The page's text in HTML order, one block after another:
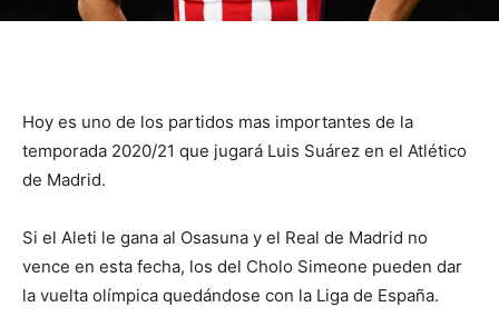
Hoy es uno de los partidos mas importantes de la
temporada 2020/21 que jugará Luis Suárez en el Atlético
de Madrid.
Si el Aleti le gana al Osasuna y el Real de Madrid no
vence en esta fecha, los del Cholo Simeone pueden dar
la vuelta olímpica quedándose con la Liga de España.